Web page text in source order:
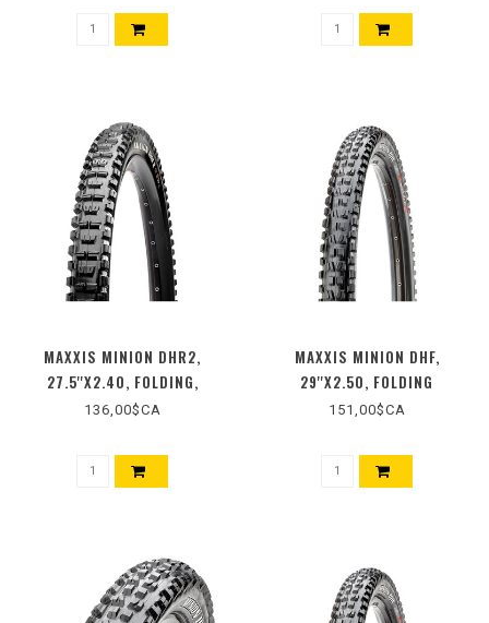
MAXXIS MINION DHR2,
27.5''X2.40, FOLDING,
TUBELESS READY, 3C MAXX
BLACK
136,00$CA
MAXXIS MINION DHF,
29''X2.50, FOLDING
151,00$CA